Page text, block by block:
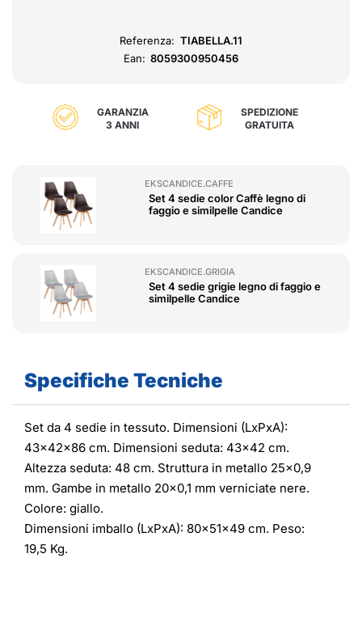
Referenza: TIABELLA.11
Ean: 8059300950456
GARANZIA
3 ANNI
SPEDIZIONE
GRATUITA
EKSCANDICE.CAFFE
Set 4 sedie color Caffè legno di
faggio e similpelle Candice
EKSCANDICE.GRIGIA
Set 4 sedie grigie legno di faggio e
similpelle Candice
Specifiche Tecniche
Set da 4 sedie in tessuto. Dimensioni (LxPxA):
43x42x86 cm. Dimensioni seduta: 43x42 cm.
Altezza seduta: 48 cm. Struttura in metallo 25x0,9
mm. Gambe in metallo 20x0,1 mm verniciate nere.
Colore: giallo.
Dimensioni imballo (LxPxA): 80x51x49 cm. Peso:
19,5 Kg.